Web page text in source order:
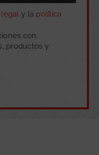
legaly la política
con
productos y